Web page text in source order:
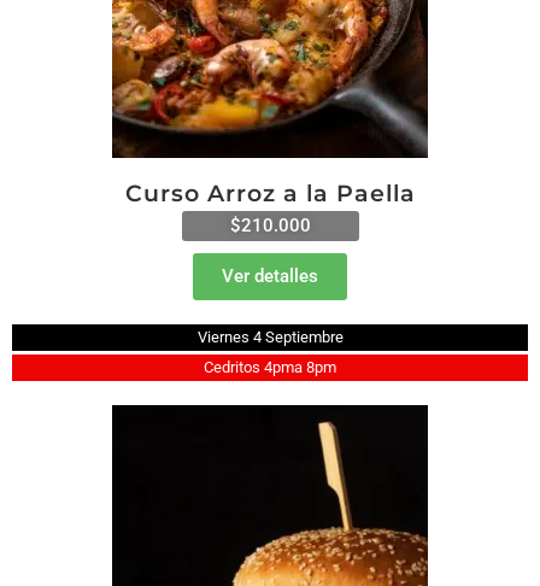
Curso Arroz a la Paella
$210.000
Ver detalles
Viernes 4 Septiembre
Cedritos 4pma 8pm